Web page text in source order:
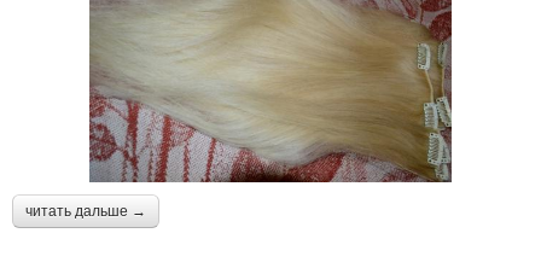
читать дальше →